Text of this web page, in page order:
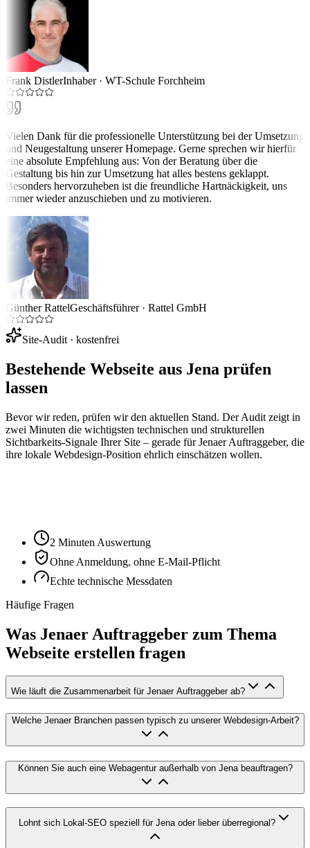
Frank DistlerInhaber· WT-Schule Forchheim
Vielen Dank für die professionelle Unterstützung bei der Umsetzung
und Neugestaltung unserer Homepage. Gerne sprechen wir hierfür
eine absolute Empfehlung aus: Von der Beratung über die
Gestaltung bis hin zur Umsetzung hat alles bestens geklappt.
Besonders hervorzuheben ist die freundliche Hartnäckigkeit, uns
immer wieder anzuschieben und zu motivieren.
Günther RattelGeschäftsführer· Rattel GmbH
Site-Audit · kostenfrei
Bestehende Webseite aus Jena prüfen
lassen
Bevor wir reden, prüfen wir den aktuellen Stand. Der Audit zeigt in
zwei Minuten die wichtigsten technischen und strukturellen
Sichtbarkeits-Signale Ihrer Site – gerade für Jenaer Auftraggeber, die
ihre lokale Webdesign-Position ehrlich einschätzen wollen.
2 Minuten Auswertung
Ohne Anmeldung, ohne E-Mail-Pflicht
Echte technische Messdaten
Häufige Fragen
Was Jenaer Auftraggeber zum Thema
Webseite erstellen fragen
Wie läuft die Zusammenarbeit für Jenaer Auftraggeber ab?
Welche Jenaer Branchen passen typisch zu unserer Webdesign-Arbeit?
Können Sie auch eine Webagentur außerhalb von Jena beauftragen?
Lohnt sich Lokal-SEO speziell für Jena oder lieber überregional?